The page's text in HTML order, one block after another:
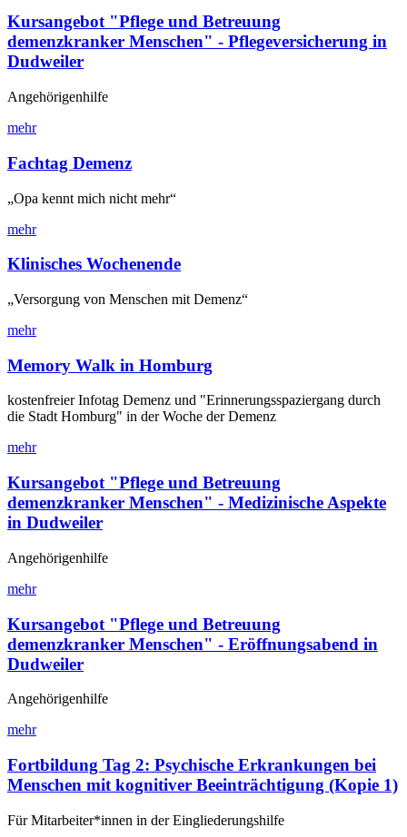
Kursangebot "Pflege und Betreuung
demenzkranker Menschen" - Pflegeversicherung in
Dudweiler
Angehörigenhilfe
mehr
Fachtag Demenz
„Opa kennt mich nicht mehr“
mehr
Klinisches Wochenende
„Versorgung von Menschen mit Demenz“
mehr
Memory Walk in Homburg
kostenfreier Infotag Demenz und "Erinnerungsspaziergang durch
die Stadt Homburg" in der Woche der Demenz
mehr
Kursangebot "Pflege und Betreuung
demenzkranker Menschen" - Medizinische Aspekte
in Dudweiler
Angehörigenhilfe
mehr
Kursangebot "Pflege und Betreuung
demenzkranker Menschen" - Eröffnungsabend in
Dudweiler
Angehörigenhilfe
mehr
Fortbildung Tag 2: Psychische Erkrankungen bei
Menschen mit kognitiver Beeinträchtigung (Kopie 1)
Für Mitarbeiter*innen in der Eingliederungshilfe